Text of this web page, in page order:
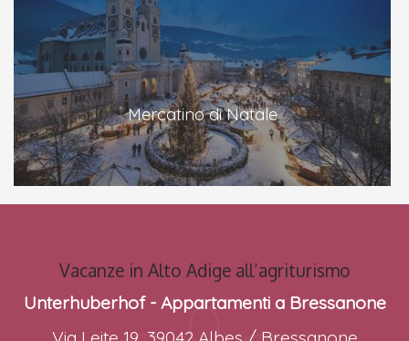
Mercatino di Natale
Vacanze in Alto Adige all’agriturismo
Unterhuberhof - Appartamenti a Bressanone